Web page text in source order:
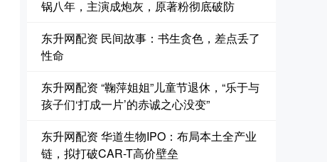
锅八年，主演成炮灰，原著粉彻底破防
东升网配资 民间故事：书生贪色，差点丢了
性命
东升网配资 “鞠萍姐姐”儿童节退休，“乐于与
孩子们‘打成一片’的赤诚之心没变”
东升网配资 华道生物IPO：布局本土全产业
链，拟打破CAR-T高价壁垒